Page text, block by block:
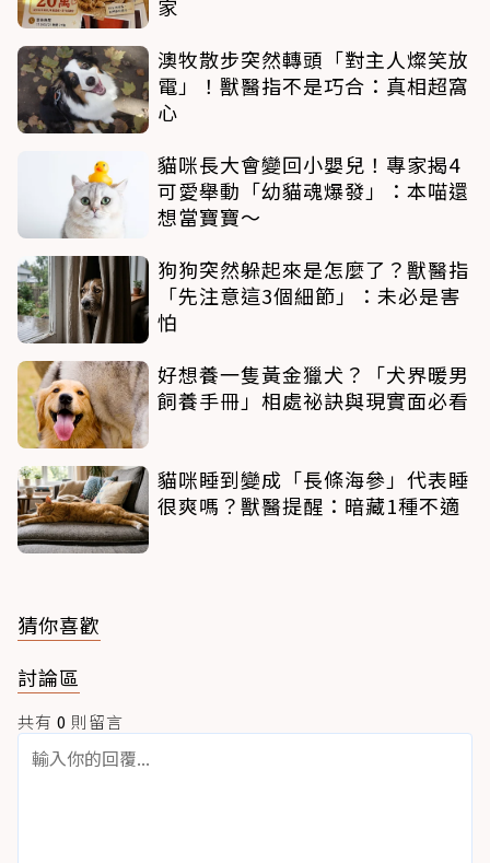
家
澳牧散步突然轉頭「對主人燦笑放
電」！獸醫指不是巧合：真相超窩
心
貓咪長大會變回小嬰兒！專家揭4
可愛舉動「幼貓魂爆發」：本喵還
想當寶寶～
狗狗突然躲起來是怎麼了？獸醫指
「先注意這3個細節」：未必是害
怕
好想養一隻黃金獵犬？「犬界暖男
飼養手冊」相處祕訣與現實面必看
貓咪睡到變成「長條海參」代表睡
很爽嗎？獸醫提醒：暗藏1種不適
猜你喜歡
討論區
共有 0 則留言